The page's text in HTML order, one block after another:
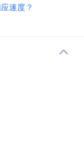
速度？